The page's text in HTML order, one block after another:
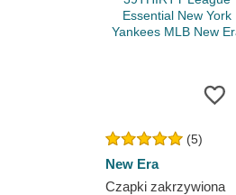
(5)
New Era
Czapki zakrzywiona